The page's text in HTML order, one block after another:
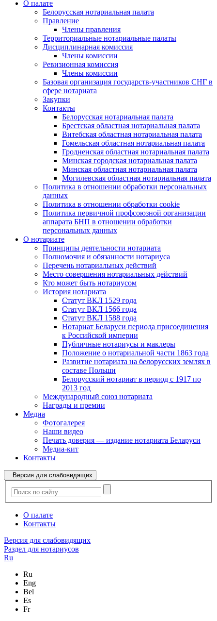
О палате
Белорусская нотариальная палата
Правление
Члены правления
Территориальные нотариальные палаты
Дисциплинарная комиссия
Члены комиссии
Ревизионная комиссия
Члены комиссии
Базовая организация государств-участников СНГ в
сфере нотариата
Закупки
Контакты
Белорусская нотариальная палата
Брестская областная нотариальная палата
Витебская областная нотариальная палата
Гомельская областная нотариальная палата
Гродненская областная нотариальная палата
Минская городская нотариальная палата
Минская областная нотариальная палата
Могилевская областная нотариальная палата
Политика в отношении обработки персональных
данных
Политика в отношении обработки cookie
Политика первичной профсоюзной организации
аппарата БНП в отношении обработки
персональных данных
О нотариате
Принципы деятельности нотариата
Полномочия и обязанности нотариуса
Перечень нотариальных действий
Место совершения нотариальных действий
Кто может быть нотариусом
История нотариата
Статут ВКЛ 1529 года
Статут ВКЛ 1566 года
Статут ВКЛ 1588 года
Нотариат Беларуси периода присоединения
к Российской империи
Публичные нотариусы и маклеры
Положение о нотариальной части 1863 года
Развитие нотариата на белорусских землях в
составе Польши
Белорусский нотариат в период с 1917 по
2013 год
Международный союз нотариата
Награды и премии
Медиа
Фотогалерея
Наши видео
Печать доверия — издание нотариата Беларуси
Медиа-кит
Контакты
Версия для слабовидящих
О палате
Контакты
Версия для слабовидящих
Раздел для нотариусов
Ru
Ru
Eng
Bel
Es
Fr